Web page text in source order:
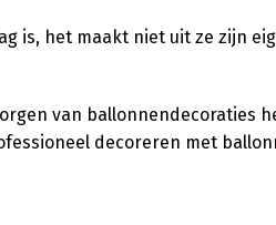
is, het maakt niet uit ze zijn
van ballonnendecoraties
decoreren met